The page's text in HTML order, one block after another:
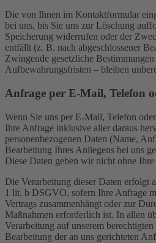
Die von Ihnen im Kontaktformular
bei uns, bis Sie uns zur Löschung
Speicherung widerrufen oder der
entfällt (z. B. nach abgeschlossener
Zwingende gesetzliche Bestimmungen
Aufbewahrungsfristen – bleiben
Anfrage per E-Mail, Telefon
Wenn Sie uns per E-Mail, Telefon
Ihre Anfrage inklusive aller daraus
personenbezogenen Daten (Name,
Bearbeitung Ihres Anliegens bei uns
Diese Daten geben wir nicht ohne
Die Verarbeitung dieser Daten erfolgt
1 lit. b DSGVO, sofern Ihre Anfrage
Vertrags zusammenhängt oder zur
Maßnahmen erforderlich ist. In allen
Verarbeitung auf unserem
Bearbeitung der an uns gerichteten